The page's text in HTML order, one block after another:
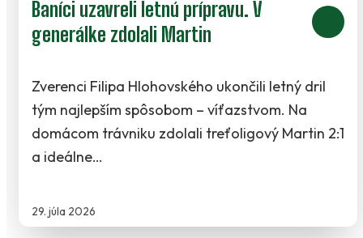
Baníci uzavreli letnú prípravu. V
generálke zdolali Martin
29. júla 2026
Zverenci Filipa Hlohovského ukončili letný dril
tým najlepším spôsobom – víťazstvom. Na
domácom trávniku zdolali treťoligový Martin 2:1
a ideálne…